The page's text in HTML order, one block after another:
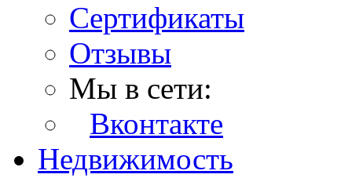
Сертификаты
Отзывы
Мы в сети:
Вконтакте
Недвижимость